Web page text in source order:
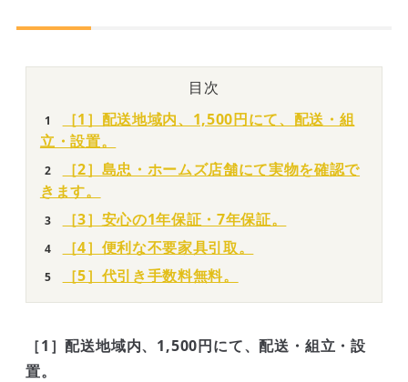
目次
［1］配送地域内、1,500円にて、配送・組
立・設置。
［2］島忠・ホームズ店舗にて実物を確認で
きます。
［3］安心の1年保証・7年保証。
［4］便利な不要家具引取。
［5］代引き手数料無料。
［1］配送地域内、1,500円にて、配送・組立・設
置。